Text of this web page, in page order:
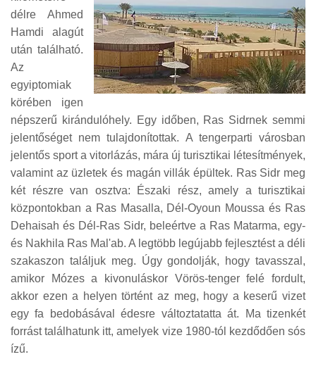
délre Ahmed
Hamdi alagút
után található.
Az
egyiptomiak
körében igen
népszerű kirándulóhely. Egy időben, Ras Sidrnek semmi
jelentőséget nem tulajdonítottak. A tengerparti városban
jelentős sport a vitorlázás, mára új turisztikai létesítmények,
valamint az üzletek és magán villák épültek. Ras Sidr meg
két részre van osztva: Északi rész, amely a turisztikai
központokban a Ras Masalla, Dél-Oyoun Moussa és Ras
Dehaisah és Dél-Ras Sidr, beleértve a Ras Matarma, egy-
és Nakhila Ras Mal'ab. A legtöbb legújabb fejlesztést a déli
szakaszon találjuk meg. Úgy gondolják, hogy tavasszal,
amikor Mózes a kivonuláskor Vörös-tenger felé fordult,
akkor ezen a helyen történt az meg, hogy a keserű vizet
egy fa bedobásával édesre változtatatta át. Ma tizenkét
forrást találhatunk itt, amelyek vize 1980-tól kezdődően sós
ízű.